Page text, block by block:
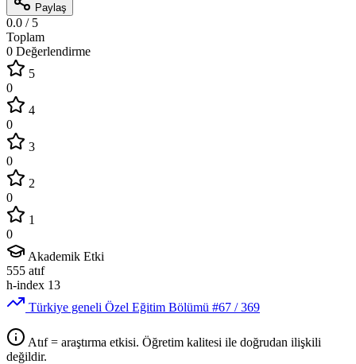
Paylaş
0.0 / 5
Toplam
0 Değerlendirme
5
0
4
0
3
0
2
0
1
0
Akademik Etki
555 atıf
h-index 13
Türkiye geneli Özel Eğitim Bölümü #67 / 369
Atıf = araştırma etkisi. Öğretim kalitesi ile doğrudan ilişkili
değildir.